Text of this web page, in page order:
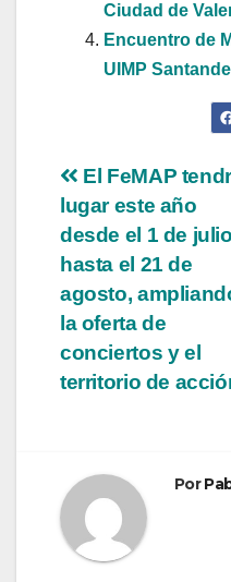
Ciudad de
Encuentro de
UIMP
de
entradas
El FeMAP
lugar este año
desde el 1 de julio
hasta el 21 de
agosto,
la oferta de
conciertos y el
territorio de
Por